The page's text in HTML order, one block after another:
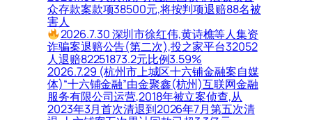
众存款案款项38500元,将按判项退赔88名被
害人
2026.7.30 深圳市徐红伟,黄诗樵等人集资
诈骗案退赔公告(第二次),投之家平台32052
人退赔82251873.2元比例3.59%
2026.7.29 (杭州市上城区十六铺金融案自媒
体)“十六铺金融”由金聚鑫(杭州)互联网金融
服务有限公司运营,2018年被立案侦查,从
2023年3月首次清退到2026年7月第五次清